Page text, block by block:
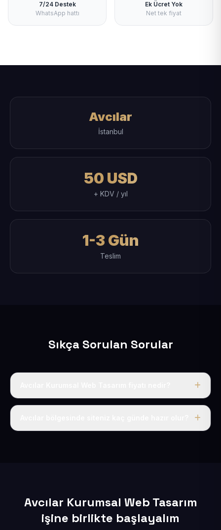
7/24 Destek
WhatsApp hattı
Ek Ücret Yok
Net tek fiyat
Avcılar
İstanbul
50 USD
+ KDV / yıl
1-3 Gün
Teslim
Sıkça Sorulan Sorular
Tek fiyat uygulanır: yıllık 50 USD + KDV. Bu bedele alan
Avcılar Kurumsal Web Tasarım
işine birlikte başlayalım